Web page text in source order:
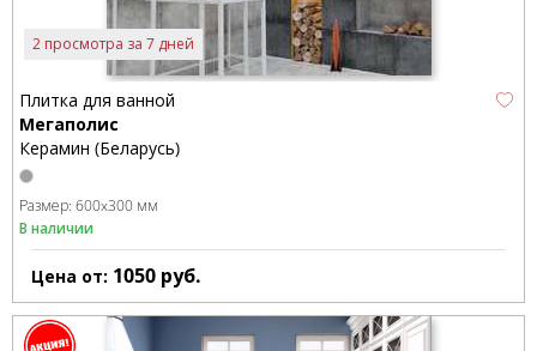
2 просмотра за 7 дней
Плитка для ванной
Мегаполис
Керамин (Беларусь)
Размер: 600x300 мм
В наличии
Цена от: 1050 руб.